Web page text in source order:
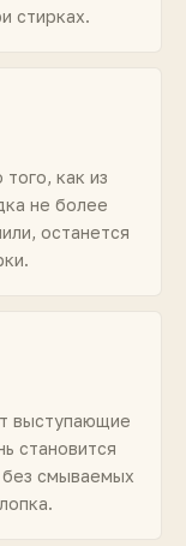
стирках.
как из
не более
останется
выступающие
становится
смываемых